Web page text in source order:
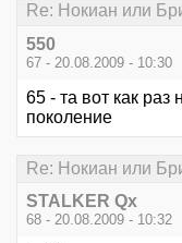
Re: Нокиан или
550
67 - 20.08.2009 - 10:30
65 - та вот как
поколение
Re: Нокиан или
STALKER Qx
68 - 20.08.2009 - 10:32